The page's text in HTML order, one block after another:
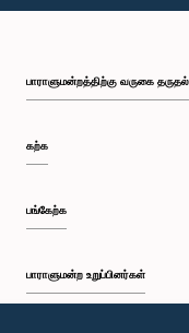
பாராளுமன்றத்திற்கு வருகை தருதல்
கற்க
பங்கேற்க
பாராளுமன்ற உறுப்பினர்கள்